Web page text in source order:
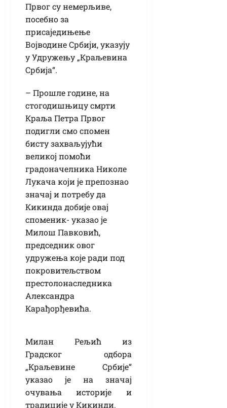
Првог су немерљиве,
посебно за
присаједињење
Војводине Србији, указују
у Удружењу „Краљевина
Србија“.
– Прошле године, на
стогодишњицу смрти
Краља Петра Првог
подигли смо спомен
бисту захваљујући
великој помоћи
градоначелника Николе
Лукача који је препознао
значај и потребу да
Кикинда добије овај
споменик- указао је
Милош Павковић,
председник овог
удружења које ради под
покровитељством
престолонаследника
Александра
Карађорђевића.
Милан Рељић из
Градског одбора
„Краљевине Србије“
указао је на значај
очувања историје и
традиције у Кикинди.